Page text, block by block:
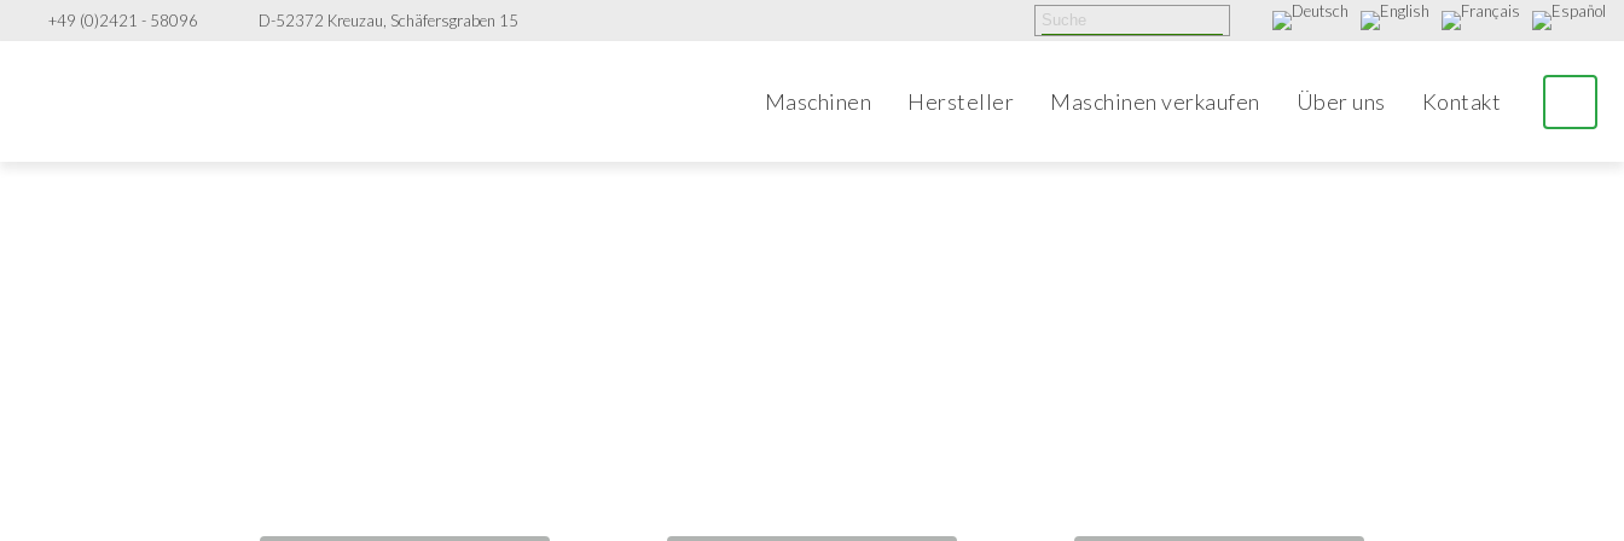
+49 (0)2421 - 58096 D-52372 Kreuzau, Schäfersgraben 15
Maschinen Hersteller Maschinen verkaufen Über uns Kontakt